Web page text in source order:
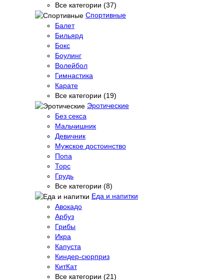
Все категории (37)
Спортивные
Балет
Бильярд
Бокс
Боулинг
Волейбол
Гимнастика
Карате
Все категории (19)
Эротические
Без секса
Мальчишник
Девичник
Мужское достоинство
Попа
Торс
Грудь
Все категории (8)
Еда и напитки
Авокадо
Арбуз
Грибы
Икра
Капуста
Киндер-сюрприз
КитКат
Все категории (21)